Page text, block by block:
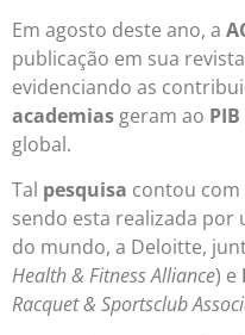
Em agosto deste ano, a
publicação em sua
evidenciando as
academias geram ao PIB
global.
Tal pesquisa contou
sendo esta realizada por
do mundo, a Deloitte,
Health & Fitness Alliance) e
Racquet & Sportsclub